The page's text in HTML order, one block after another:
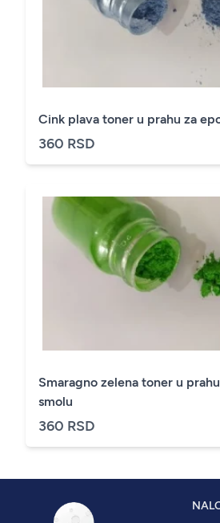
Cink plava toner u prahu za
360 RSD
Smaragno zelena toner u
smolu
360 RSD